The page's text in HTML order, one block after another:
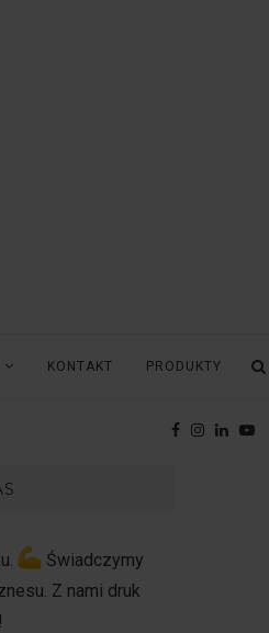
KONTAKT PRODUKTY
Świadczymy
Z nami druk